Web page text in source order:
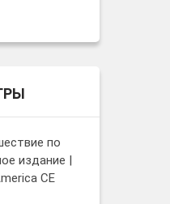
по
издание |
CE